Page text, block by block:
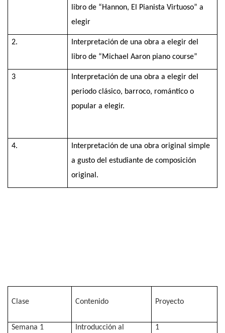
libro de “Hannon, El Pianista Virtuoso” a
elegir
2.
Interpretación de una obra a elegir del
libro de “Michael Aaron piano course”
3
Interpretación de una obra a elegir del
periodo clásico, barroco, romántico o
popular a elegir.
4.
Interpretación de una obra original simple
a gusto del estudiante de composición
original.
Clase Contenido Proyecto
Semana 1
Introducción al
1